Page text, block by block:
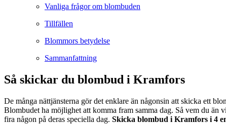
Vanliga frågor om blombuden
Tillfällen
Blommors betydelse
Sammanfattning
Så skickar du blombud i Kramfors
De många nättjänsterna gör det enklare än någonsin att skicka ett
Blombudet ha möjlighet att komma fram samma dag. Så vem du än vill överraska eller muntra upp så är blombuden en utmärkt tjänst för att förgylla någons vardag eller som en vacker gest för att vara med och
fira någon på deras speciella dag. Skicka blombud i Kramfors i 4